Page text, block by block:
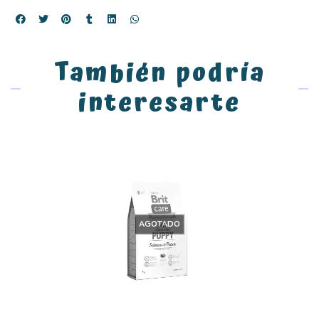
También podría
interesarte
AGOTADO